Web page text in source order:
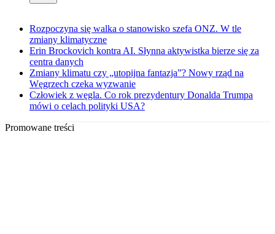
Rozpoczyna się walka o stanowisko szefa ONZ. W tle
zmiany klimatyczne
Erin Brockovich kontra AI. Słynna aktywistka bierze się za
centra danych
Zmiany klimatu czy „utopijna fantazja”? Nowy rząd na
Węgrzech czeka wyzwanie
Człowiek z węgla. Co rok prezydentury Donalda Trumpa
mówi o celach polityki USA?
Promowane treści